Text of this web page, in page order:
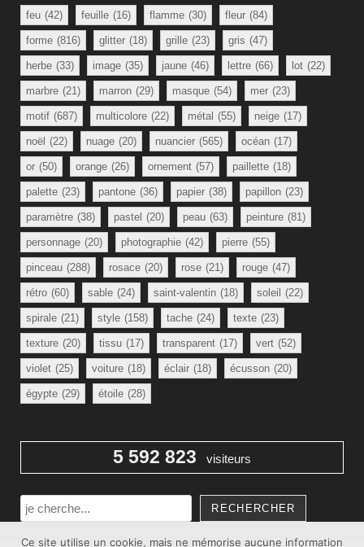
feu (42) feuille (16) flamme (30) fleur (84)
forme (816) glitter (18) grille (23) gris (47)
herbe (33) image (35) jaune (46) lettre (66) lot (22)
marbre (21) marron (29) masque (54) mer (23)
motif (687) multicolore (22) métal (55) neige (17)
noël (22) nuage (20) nuancier (565) océan (17)
or (50) orange (26) ornement (57) paillette (18)
palette (23) pantone (36) papier (38) papillon (23)
paramètre (38) pastel (20) peau (63) peinture (81)
personnage (20) photographie (42) pierre (55)
pinceau (288) rosace (20) rose (21) rouge (47)
rétro (60) sable (24) saint-valentin (18) soleil (22)
spirale (21) style (158) tache (24) texte (23)
texture (20) tissu (17) transparent (17) vert (52)
violet (25) voiture (18) éclair (18) écusson (20)
égypte (29) étoile (28)
5 592 823 visiteurs
Rechercher
RECHERCHER
Ce site utilise un cookie, mais ne mémorise aucune information